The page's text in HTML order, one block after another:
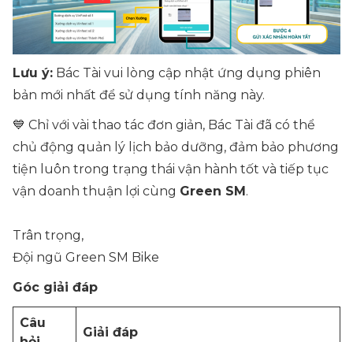
Lưu ý: Bác Tài vui lòng cập nhật ứng dụng phiên
bản mới nhất để sử dụng tính năng này.
💙 Chỉ với vài thao tác đơn giản, Bác Tài đã có thể
chủ động quản lý lịch bảo dưỡng, đảm bảo phương
tiện luôn trong trạng thái vận hành tốt và tiếp tục
vận doanh thuận lợi cùng Green SM.
Trân trọng,
Đội ngũ Green SM Bike
Góc giải đáp
Câu
Giải đáp